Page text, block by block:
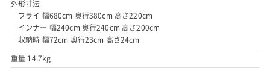
外形寸法
フライ 幅680cm 奥行380cm 高さ220cm
インナー 幅240cm 奥行240cm 高さ200cm
収納時 幅72cm 奥行23cm 高さ24cm
重量 14.7kg